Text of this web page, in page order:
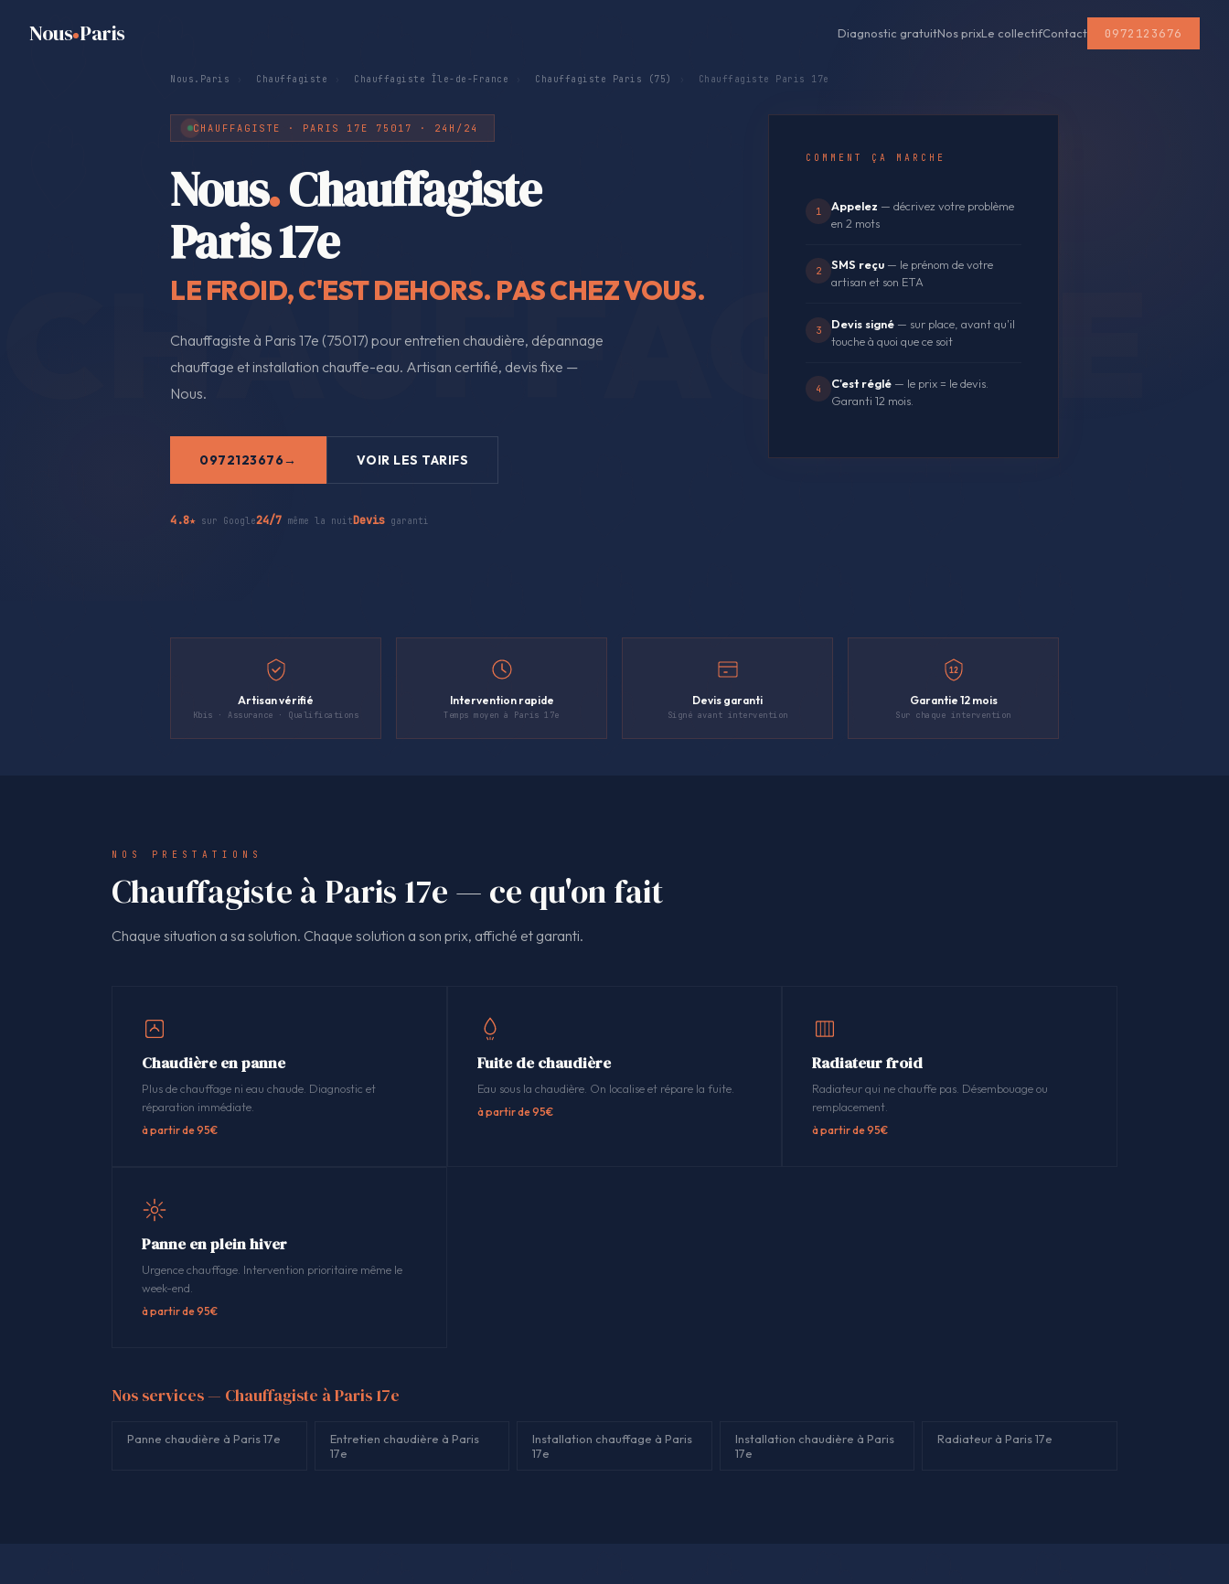
Nous Paris Diagnostic gratuitNos prixLe collectifContact 0972123676
Nous.Paris Chauffagiste Chauffagiste Île-de-France Chauffagiste Paris (75) Chauffagiste Paris 17e
CHAUFFAGISTE · PARIS 17E 75017 · 24H/24
Nous.Chauffagiste
Paris 17e
LE FROID, C'EST DEHORS. PAS CHEZ VOUS.
Chauffagiste à Paris 17e (75017) pour entretien chaudière, dépannage
chauffage et installation chauffe-eau. Artisan certifié, devis fixe —
Nous.
0972123676 VOIR LES TARIFS
4.8★ sur Google24/7 même la nuitDevis garanti
COMMENT ÇA MARCHE
1 Appelez — décrivez votre problème
en 2 mots
2 SMS reçu — le prénom de votre
artisan et son ETA
3 Devis signé — sur place, avant qu'il
touche à quoi que ce soit
4 C'est réglé — le prix = le devis.
Garanti 12 mois.
Artisan vérifié
Kbis · Assurance · Qualifications
Intervention rapide
Temps moyen à Paris 17e
Devis garanti
Signé avant intervention
12
Garantie 12 mois
Sur chaque intervention
NOS PRESTATIONS
Chauffagiste à Paris 17e — ce qu'on fait
Chaque situation a sa solution. Chaque solution a son prix, affiché et garanti.
Chaudière en panne
Plus de chauffage ni eau chaude. Diagnostic et
réparation immédiate.
à partir de 95€
Fuite de chaudière
Eau sous la chaudière. On localise et répare la fuite.
à partir de 95€
Radiateur froid
Radiateur qui ne chauffe pas. Désembouage ou
remplacement.
à partir de 95€
Panne en plein hiver
Urgence chauffage. Intervention prioritaire même le
week-end.
à partir de 95€
Nos services — Chauffagiste à Paris 17e
Panne chaudière à Paris 17e
Entretien chaudière à Paris
17e
Installation chauffage à Paris
17e
Installation chaudière à Paris
17e
Radiateur à Paris 17e